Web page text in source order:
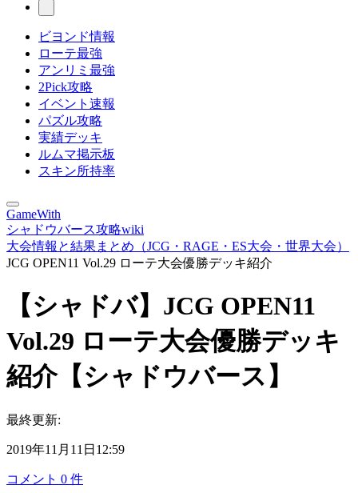
ビヨンド情報
ローテ最強
アンリミ最強
2Pick攻略
イベント速報
パズル攻略
実績デッキ
ルムマ掲示板
スキン所持率
GameWith
シャドウバース攻略wiki
大会情報と結果まとめ（JCG・RAGE・ES大会・世界大会）
JCG OPEN11 Vol.29 ローテ大会優勝デッキ紹介
【シャドバ】JCG OPEN11
Vol.29 ローテ大会優勝デッキ
紹介【シャドウバース】
最終更新:
2019年11月11日12:59
コメント 0 件